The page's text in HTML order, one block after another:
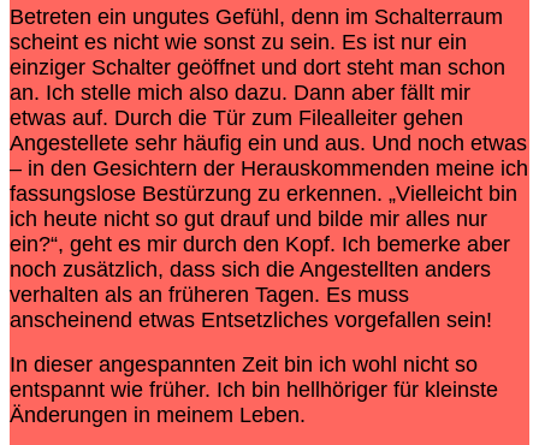
Betreten ein ungutes Gefühl, denn im Schalterraum
scheint es nicht wie sonst zu sein. Es ist nur ein
einziger Schalter geöffnet und dort steht man schon
an. Ich stelle mich also dazu. Dann aber fällt mir
etwas auf. Durch die Tür zum Filealleiter gehen
Angestellete sehr häufig ein und aus. Und noch etwas
– in den Gesichtern der Herauskommenden meine ich
fassungslose Bestürzung zu erkennen. „Vielleicht bin
ich heute nicht so gut drauf und bilde mir alles nur
ein?“, geht es mir durch den Kopf. Ich bemerke aber
noch zusätzlich, dass sich die Angestellten anders
verhalten als an früheren Tagen. Es muss
anscheinend etwas Entsetzliches vorgefallen sein!
In dieser angespannten Zeit bin ich wohl nicht so
entspannt wie früher. Ich bin hellhöriger für kleinste
Änderungen in meinem Leben.